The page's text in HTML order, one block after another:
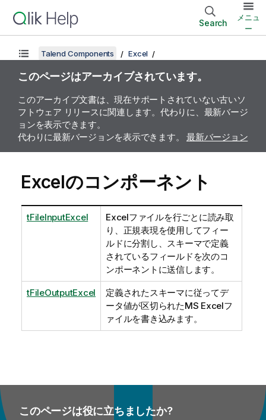
Search
メニュ
ー
Talend Components Excel
このページはアーカイブされています。
このアーカイブ文書は、現在サポートされていない古いソ
フトウェア リリースに関連します。代わりに、最新バージ
ョンを表示できます。
代わりに最新バージョンを表示できます。 最新バージョン
Excelのコンポーネント
tFileInputExcel
Excelファイルを行ごとに読み取
り、正規表現を使用してフィー
ルドに分割し、スキーマで定義
されているフィールドを次のコ
ンポーネントに送信します。
tFileOutputExcel
定義されたスキーマに従ってデ
ータ値が区切られたMS Excelフ
ァイルを書き込みます。
このページは役に立ちましたか?